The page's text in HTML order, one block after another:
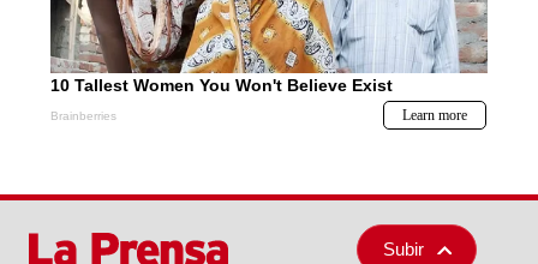
Subir